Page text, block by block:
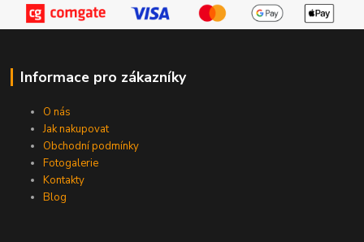
Informace pro zákazníky
O nás
Jak nakupovat
Obchodní podmínky
Fotogalerie
Kontakty
Blog